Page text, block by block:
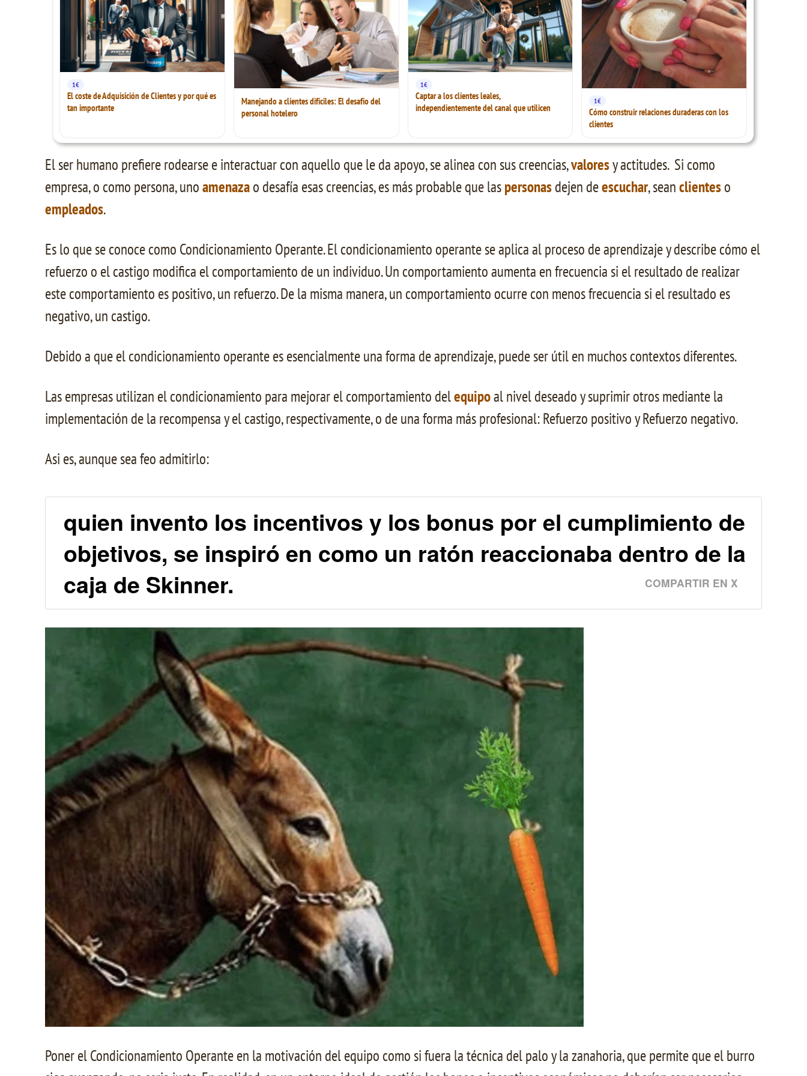
1€
El coste de Adquisición de Clientes y por qué es
tan importante
Manejando a clientes difíciles: El desafío del
personal hotelero
1€
Captar a los clientes leales,
independientemente del canal que utilicen
1€
Cómo construir relaciones duraderas con los
clientes
El ser humano prefiere rodearse e interactuar con aquello que le da apoyo, se alinea con sus creencias,valoresy actitudes. Si como
empresa, o como persona, unoamenazao desafía esas creencias, es más probable que laspersonasdejen deescuchar, seanclienteso
empleados.
Es lo que se conoce como Condicionamiento Operante. El condicionamiento operante se aplica al proceso de aprendizaje y describe cómo el
refuerzo o el castigo modifica el comportamiento de un individuo. Un comportamiento aumenta en frecuencia si el resultado de realizar
este comportamiento es positivo, un refuerzo. De la misma manera, un comportamiento ocurre con menos frecuencia si el resultado es
negativo, un castigo.
Debido a que el condicionamiento operante es esencialmente una forma de aprendizaje, puede ser útil en muchos contextos diferentes.
Las empresas utilizan el condicionamiento para mejorar el comportamiento delequipoal nivel deseado y suprimir otros mediante la
implementación de la recompensa y el castigo, respectivamente, o de una forma más profesional: Refuerzo positivo y Refuerzo negativo.
Asi es, aunque sea feo admitirlo:
quien invento los incentivos y los bonus por el cumplimiento de
objetivos, se inspiró en como un ratón reaccionaba dentro de la
caja de Skinner.
COMPARTIR EN X
Poner el Condicionamiento Operante en la motivación del equipo como si fuera la técnica del palo y la zanahoria, que permite que el burro